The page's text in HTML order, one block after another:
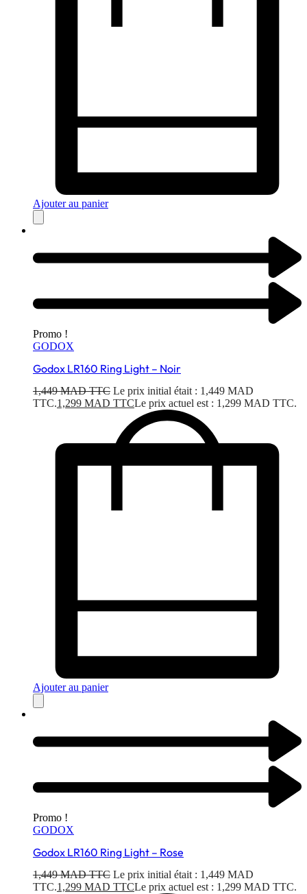
Ajouter au panier
Promo !
GODOX
Godox LR160 Ring Light – Noir
1,449MAD TTC Le prix initial était : 1,449 MAD
TTC.1,299 MAD TTCLe prix actuel est : 1,299 MAD TTC.
Ajouter au panier
Promo !
GODOX
Godox LR160 Ring Light – Rose
1,449MAD TTC Le prix initial était : 1,449 MAD
TTC.1,299 MAD TTCLe prix actuel est : 1,299 MAD TTC.